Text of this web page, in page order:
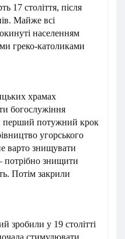
17 століття, після
Майже всі
населенням
греко-католиками
храмах
богослужіння
перший потужний крок
угорського
варто знищувати
потрібно знищити
Потім закрили
зробили у 19 столітті
стимулювати